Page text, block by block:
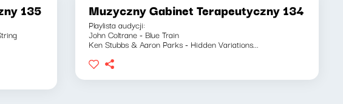
135 Muzyczny Gabinet Terapeutyczny 134
Playlista audycji:
John Coltrane - Blue Train
Ken Stubbs & Aaron Parks - Hidden Variations...